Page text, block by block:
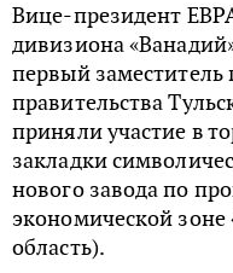
Вице-президент
дивизиона
первый заместитель
правительства
приняли участие в
закладки
нового завода по
экономической зоне
область).